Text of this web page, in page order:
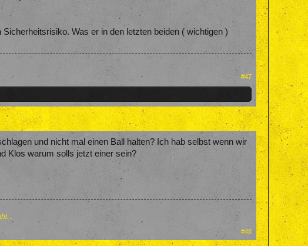
Was er in den letzten beiden ( wichtigen )
#47
und nicht mal einen Ball halten? Ich hab selbst wenn wir
Klos warum solls jetzt einer sein?
#48